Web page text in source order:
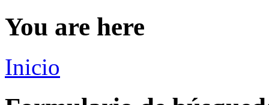
You are here
Inicio